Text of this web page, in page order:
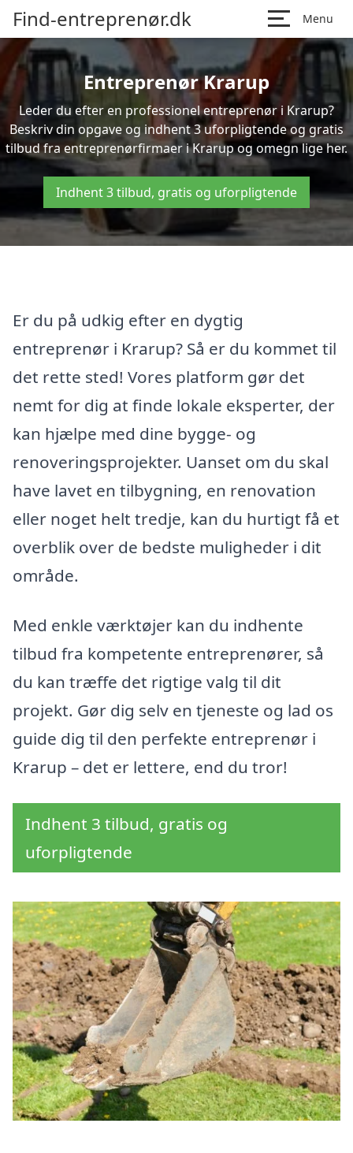
Find-entreprenør.dk Menu
Entreprenør Krarup
Leder du efter en professionel entreprenør i Krarup?
Beskriv din opgave og indhent 3 uforpligtende og gratis
tilbud fra entreprenørfirmaer i Krarup og omegn lige her.
Indhent 3 tilbud, gratis og uforpligtende
Er du på udkig efter en dygtig
entreprenør i Krarup? Så er du kommet til
det rette sted! Vores platform gør det
nemt for dig at finde lokale eksperter, der
kan hjælpe med dine bygge- og
renoveringsprojekter. Uanset om du skal
have lavet en tilbygning, en renovation
eller noget helt tredje, kan du hurtigt få et
overblik over de bedste muligheder i dit
område.
Med enkle værktøjer kan du indhente
tilbud fra kompetente entreprenører, så
du kan træffe det rigtige valg til dit
projekt. Gør dig selv en tjeneste og lad os
guide dig til den perfekte entreprenør i
Krarup – det er lettere, end du tror!
Indhent 3 tilbud, gratis og
uforpligtende